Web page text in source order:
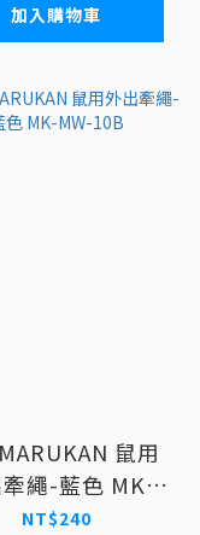
加入購物車
鼠用
繩-藍色 MK-
MW-10B
NT$240